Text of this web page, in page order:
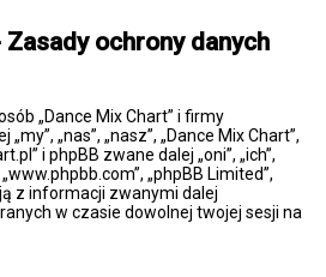
ochrony danych
„Dance Mix Chart” i firmy
„nas”, „nasz”, „Dance Mix Chart”,
i phpBB zwane dalej „oni”, „ich”,
„phpBB Limited”,
z informacji zwanymi dalej
w czasie dowolnej twojej sesji na